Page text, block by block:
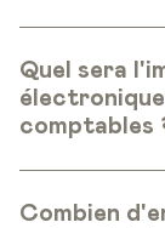
Quel sera
comptables
Combien